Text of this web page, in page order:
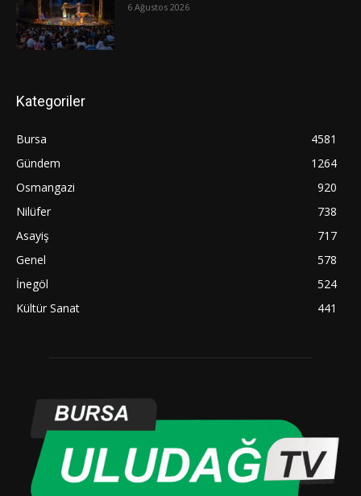
6 Ağustos 2026
Kategoriler
Bursa
4581
Gündem
1264
Osmangazi
920
Nilüfer
738
Asayiş
717
Genel
578
İnegöl
524
Kültür Sanat
441